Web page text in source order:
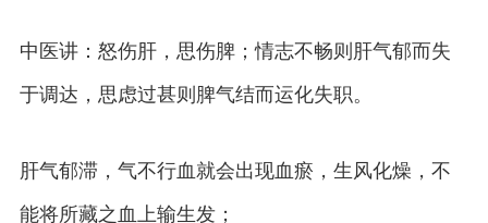
中医讲：怒伤肝，思伤脾；情志不畅则肝气郁而失
于调达，思虑过甚则脾气结而运化失职。
肝气郁滞，气不行血就会出现血瘀，生风化燥，不
能将所藏之血上输生发；